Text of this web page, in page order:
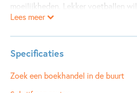
moeilijkheden. Lekker voetballen
iets met Taïma - maar dat weet
beroemde voetballer, laat hem in
Jurcell krijgt nieuwe vrienden die
Lees meer
Specificaties
Leeftijdsindicatie: 10 - 12 jaar
ISBN:
9789025885106
Zoek een boekhandel in de buurt